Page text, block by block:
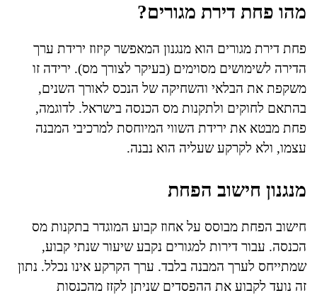
מהו פחת דירת מגורים?
פחת דירת מגורים הוא מנגנון המאפשר קיזוז ירידת ערך
הדירה לשימושים מסוימים (בעיקר לצורך מס). ירידה זו
משקפת את הבלאי והשחיקה של הנכס לאורך השנים,
בהתאם לחוקים ולתקנות מס הכנסה בישראל. לדוגמה,
פחת מבטא את ירידת השווי המיוחסת למרכיבי המבנה
עצמו, ולא לקרקע שעליה הוא נבנה.
מנגנון חישוב הפחת
חישוב הפחת מבוסס על אחוז קבוע המוגדר בתקנות מס
הכנסה. עבור דירות למגורים נקבע שיעור שנתי קבוע,
שמתייחס לערך המבנה בלבד. ערך הקרקע אינו נכלל. נתון
זה נועד לקבוע את ההפסדים שניתן לקזז מהכנסות